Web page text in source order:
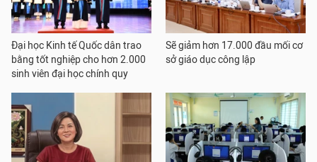
Đại học Kinh tế Quốc dân trao
bằng tốt nghiệp cho hơn 2.000
sinh viên đại học chính quy
Sẽ giảm hơn 17.000 đầu mối cơ
sở giáo dục công lập